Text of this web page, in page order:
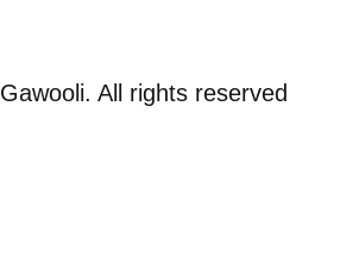
Gawooli. All rights reserved